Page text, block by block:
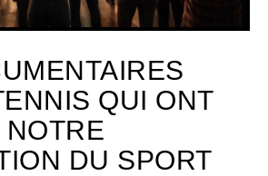
QUI ONT
DU SPORT